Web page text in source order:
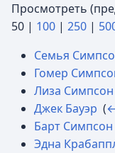
Просмотреть (
50 | 100 | 250 |
Семья
Гомер
Лиза Симпсон
Джек Бауэр (
Барт Симпсон
Эдна